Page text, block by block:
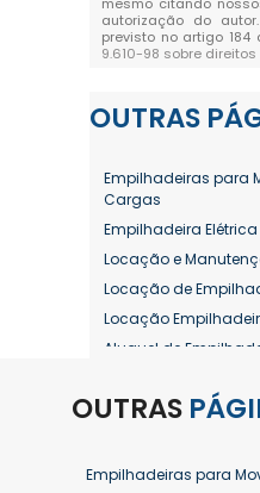
autorização do
previsto no artigo 184
9.610-98 sobre
OUTRAS
Empilhadeiras para
Cargas
Empilhadeira
Locação e
Locação de
Locação
Aluguel de
Aluguel de
Aluguel de
OUTRAS
Empilhadeiras para